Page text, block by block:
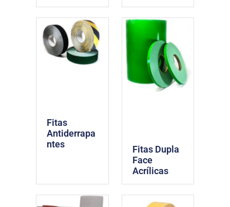
Fitas
Antiderrapa
ntes
Fitas Dupla
Face
Acrílicas